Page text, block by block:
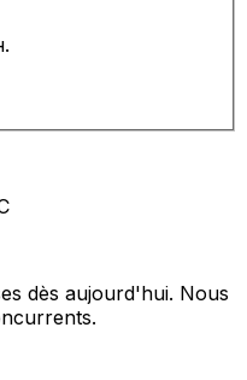
dès aujourd'hui. Nous